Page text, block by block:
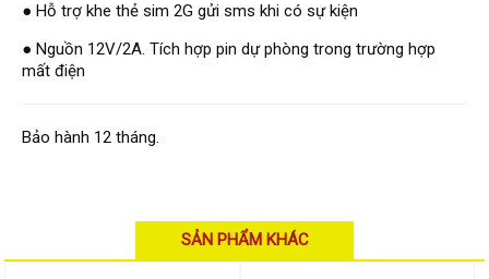
Access control Syris
Giải pháp
LẮP ĐẶT CAMERA TRỌN GÓI
GIẢI PHÁP CAMERA AN NINH
GIẢI PHÁP NHỎ TRỌN GÓI
● Hỗ trợ khe thẻ sim 2G gửi sms khi có sự kiện
● Nguồn 12V/2A. Tích hợp pin dự phòng trong trường hợp
mất điện
Bảo hành 12 tháng.
SẢN PHẨM KHÁC